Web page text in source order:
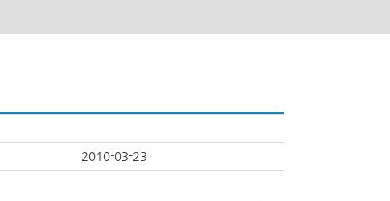
2010-03-23